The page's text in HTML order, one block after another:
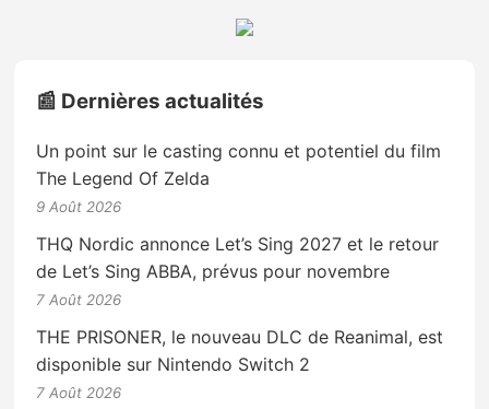
📰 Dernières actualités
Un point sur le casting connu et potentiel du film
The Legend Of Zelda
9 Août 2026
THQ Nordic annonce Let’s Sing 2027 et le retour
de Let’s Sing ABBA, prévus pour novembre
7 Août 2026
THE PRISONER, le nouveau DLC de Reanimal, est
disponible sur Nintendo Switch 2
7 Août 2026